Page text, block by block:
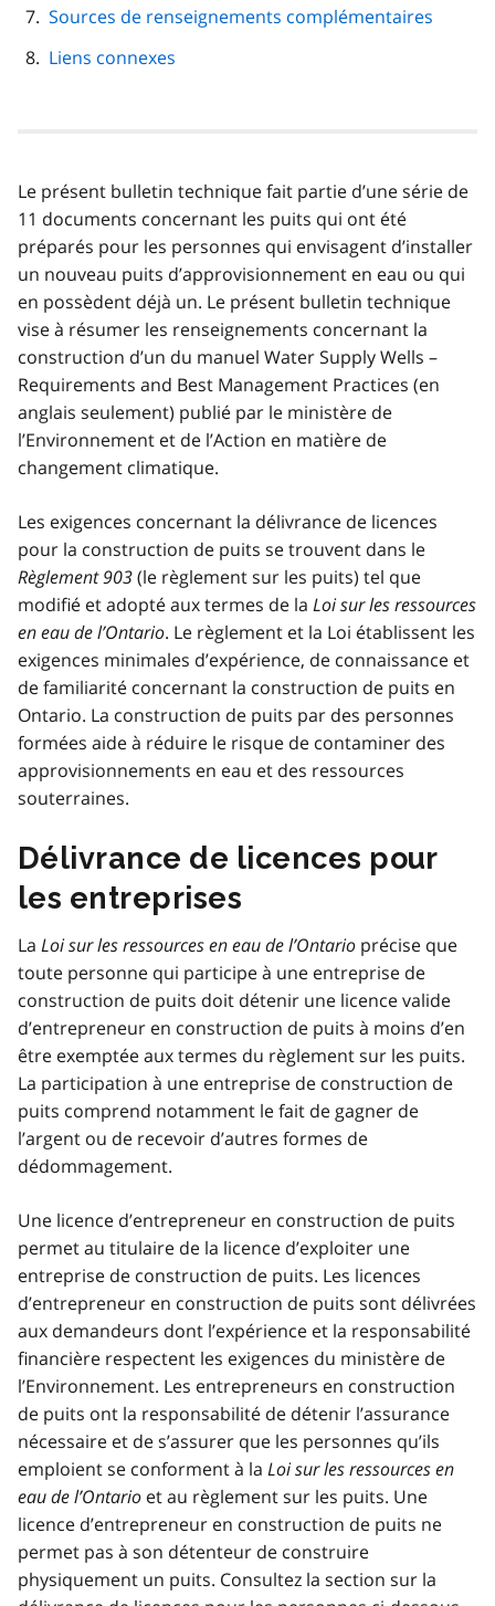
Sources de renseignements complémentaires
Liens connexes
Le présent bulletin technique fait partie d’une série de
11 documents concernant les puits qui ont été
préparés pour les personnes qui envisagent d’installer
un nouveau puits d’approvisionnement en eau ou qui
en possèdent déjà un. Le présent bulletin technique
vise à résumer les renseignements concernant la
construction d’un du manuel Water Supply Wells –
Requirements and Best Management Practices (en
anglais seulement) publié par le ministère de
l’Environnement et de l’Action en matière de
changement climatique.
Les exigences concernant la délivrance de licences
pour la construction de puits se trouvent dans le
Règlement 903(le règlement sur les puits) tel que
modifié et adopté aux termes de la Loi sur les ressources
en eau de l’Ontario. Le règlement et la Loi établissent les
exigences minimales d’expérience, de connaissance et
de familiarité concernant la construction de puits en
Ontario. La construction de puits par des personnes
formées aide à réduire le risque de contaminer des
approvisionnements en eau et des ressources
souterraines.
Délivrance de licences pour
les entreprises
La Loi sur les ressources en eau de l’Ontario précise que
toute personne qui participe à une entreprise de
construction de puits doit détenir une licence valide
d’entrepreneur en construction de puits à moins d’en
être exemptée aux termes du règlement sur les puits.
La participation à une entreprise de construction de
puits comprend notamment le fait de gagner de
l’argent ou de recevoir d’autres formes de
dédommagement.
Une licence d’entrepreneur en construction de puits
permet au titulaire de la licence d’exploiter une
entreprise de construction de puits. Les licences
d’entrepreneur en construction de puits sont délivrées
aux demandeurs dont l’expérience et la responsabilité
financière respectent les exigences du ministère de
l’Environnement. Les entrepreneurs en construction
de puits ont la responsabilité de détenir l’assurance
nécessaire et de s’assurer que les personnes qu’ils
emploient se conforment à la Loi sur les ressources en
eau de l’Ontario et au règlement sur les puits. Une
licence d’entrepreneur en construction de puits ne
permet pas à son détenteur de construire
physiquement un puits. Consultez la section sur la